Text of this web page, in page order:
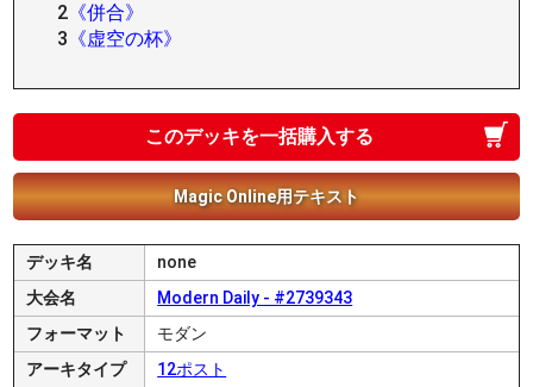
2 《併合》
3 《虚空の杯》
このデッキを一括購入する
Magic Online用テキスト
デッキ名
none
大会名
Modern Daily - #2739343
フォーマット
モダン
アーキタイプ
12ポスト